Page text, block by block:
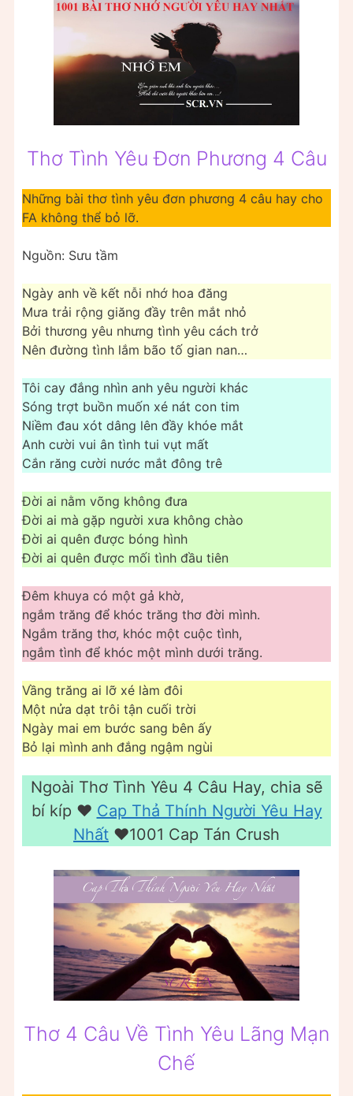
Thơ Tình Yêu Đơn Phương 4 Câu
Những bài thơ tình yêu đơn phương 4 câu hay cho
FA không thể bỏ lỡ.
Nguồn: Sưu tầm
Ngày anh về kết nỗi nhớ hoa đăng
Mưa trải rộng giăng đầy trên mắt nhỏ
Bởi thương yêu nhưng tình yêu cách trở
Nên đường tình lắm bão tố gian nan…
Tôi cay đắng nhìn anh yêu người khác
Sóng trợt buồn muốn xé nát con tim
Niềm đau xót dâng lên đầy khóe mắt
Anh cười vui ân tình tui vụt mất
Cắn răng cười nước mắt đông trê
Đời ai nằm võng không đưa
Đời ai mà gặp người xưa không chào
Đời ai quên được bóng hình
Đời ai quên được mối tình đầu tiên
Đêm khuya có một gả khờ,
ngắm trăng để khóc trăng thơ đời mình.
Ngắm trăng thơ, khóc một cuộc tình,
ngắm tình để khóc một mình dưới trăng.
Vầng trăng ai lỡ xé làm đôi
Một nửa dạt trôi tận cuối trời
Ngày mai em bước sang bên ấy
Bỏ lại mình anh đắng ngậm ngùi
Ngoài Thơ Tình Yêu 4 Câu Hay, chia sẽ
bí kíp ❤️️ Cap Thả Thính Người Yêu Hay
Nhất ❤️️1001 Cap Tán Crush
Thơ 4 Câu Về Tình Yêu Lãng Mạn
Chế